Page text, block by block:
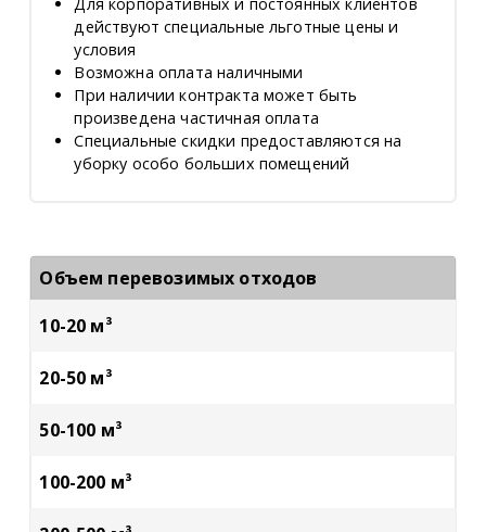
действуют специальные льготные цены и
условия
Возможна оплата наличными
При наличии контракта может быть
произведена частичная оплата
Специальные скидки предоставляются на
уборку особо больших помещений
Объем перевозимых отходов
10-20 м³
20-50 м³
50-100 м³
100-200 м³